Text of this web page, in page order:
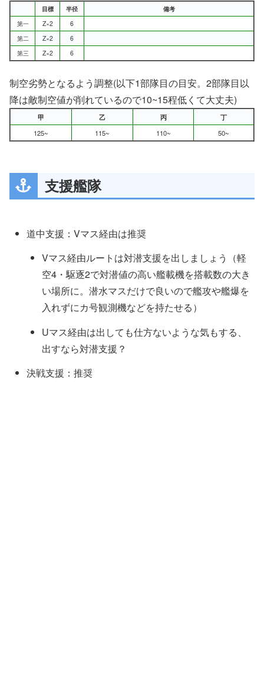
目標 半径
備考
第一
Z×2
6
第二
Z×2
6
第三
Z×2 6
制空劣勢となるよう調整(以下1部隊目の目安。2部隊目以
降は敵制空値が削れているので10~15程低くて大丈夫)
甲 乙 丙
丁
125~
115~ 110~ 50~
支援艦隊
道中支援：Vマス経由は推奨
Vマス経由ルートは対潜支援を出しましょう（軽
空4・駆逐2で対潜値の高い艦載機を搭載数の大き
い場所に。潜水マスだけで良いので艦攻や艦爆を
入れずにカ号観測機などを持たせる）
Uマス経由は出しても仕方ないような気もする、
出すなら対潜支援？
決戦支援：推奨